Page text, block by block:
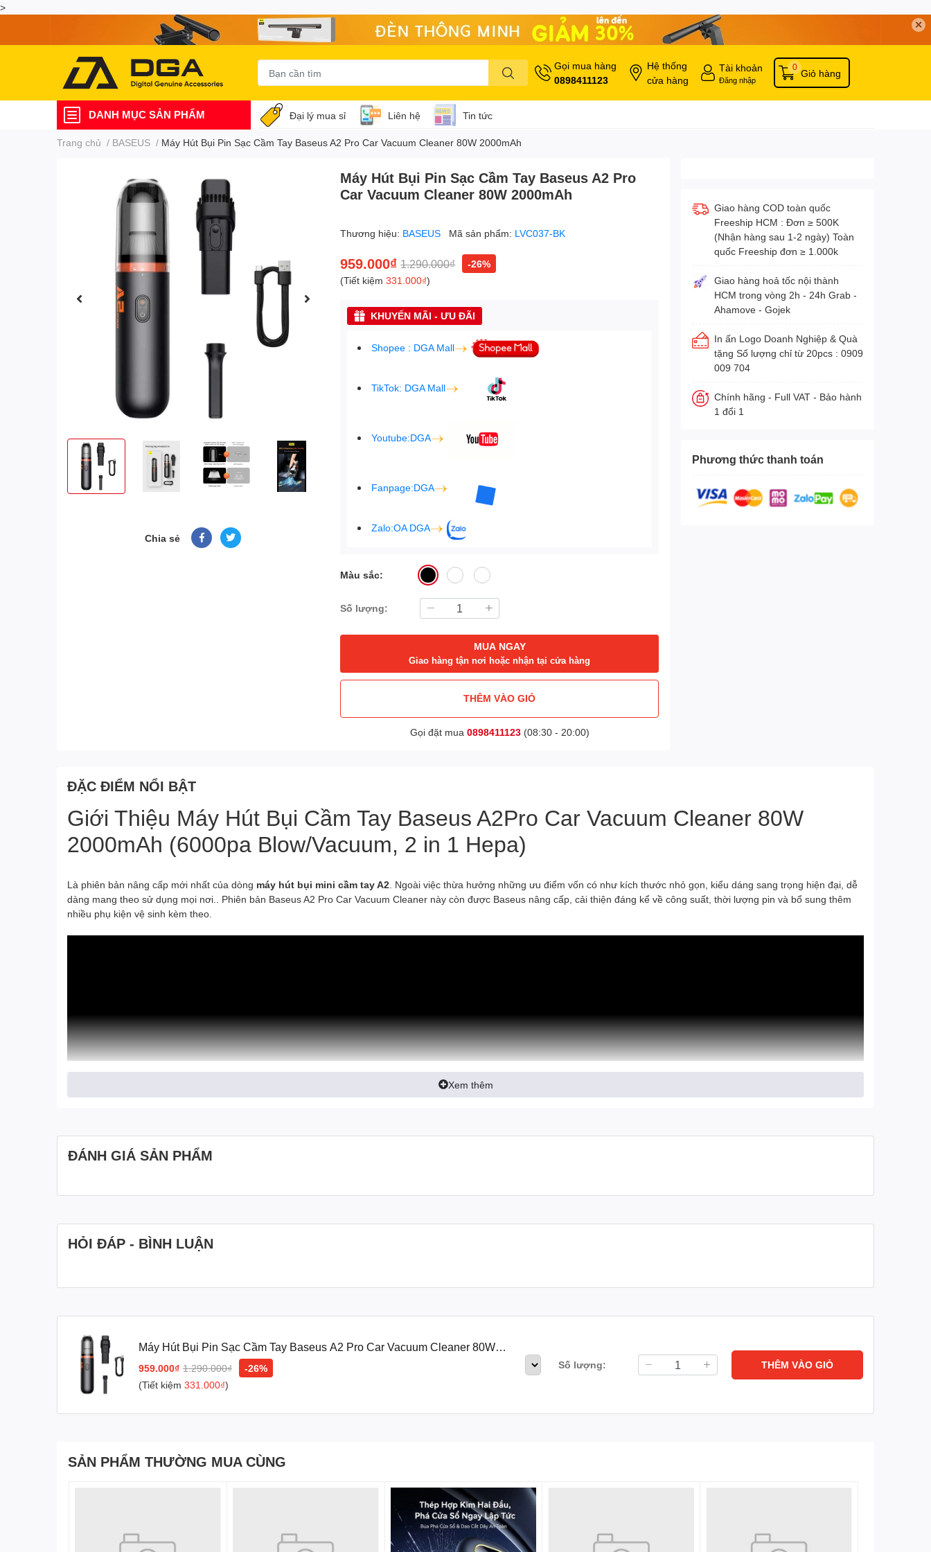
>
✕
Gọi mua hàng
0898411123
Hệ thống
cửa hàng
Tài khoản
Đăng nhập
Giỏ hàng
0
DANH MỤC SẢN PHẨM Đại lý mua sỉ Liên hệ Tin tức
Trang chủ / BASEUS / Máy Hút Bụi Pin Sạc Cầm Tay Baseus A2 Pro Car Vacuum Cleaner 80W 2000mAh
Chia sẻ
Máy Hút Bụi Pin Sạc Cầm Tay Baseus A2 Pro
Car Vacuum Cleaner 80W 2000mAh
Thương hiệu: BASEUS Mã sản phẩm: LVC037-BK
959.000₫ 1.290.000₫
-26%
(Tiết kiệm331.000₫)
KHUYẾN MÃI - ƯU ĐÃI
Shopee : DGA Mall
TikTok: DGA Mall
Youtube:DGA
Fanpage:DGA
Zalo:OA DGA
Màu sắc:
Số lượng:
MUA NGAY
Giao hàng tận nơi hoặc nhận tại cửa hàng
THÊM VÀO GIỎ
Gọi đặt mua 0898411123(08:30 - 20:00)
Giao hàng COD toàn quốc
Freeship HCM : Đơn ≥ 500K
(Nhận hàng sau 1-2 ngày) Toàn
quốc Freeship đơn ≥ 1.000k
Giao hàng hoả tốc nội thành
HCM trong vòng 2h - 24h Grab -
Ahamove - Gojek
In ấn Logo Doanh Nghiệp & Quà
tặng Số lượng chỉ từ 20pcs : 0909
009 704
Chính hãng - Full VAT - Bảo hành
1 đổi 1
Phương thức thanh toán
ĐẶC ĐIỂM NỔI BẬT
Giới Thiệu Máy Hút Bụi Cầm Tay Baseus A2Pro Car Vacuum Cleaner 80W
2000mAh (6000pa Blow/Vacuum, 2 in 1 Hepa)
Là phiên bản nâng cấp mới nhất của dòng máy hút bụi mini cầm tay A2 . Ngoài việc thừa hưởng những ưu điểm vốn có như kích thước nhỏ gọn, kiểu dáng sang trọng hiện đại, dễ
dàng mang theo sử dụng mọi nơi.. Phiên bản Baseus A2 Pro Car Vacuum Cleaner này còn được Baseus nâng cấp, cải thiện đáng kể về công suất, thời lượng pin và bổ sung thêm
nhiều phụ kiện vệ sinh kèm theo.
Tính Năng Máy Hút Bụi Pin Sạc Cầm Tay Baseus A2 Pro Car Vacuum Cleaner
80W 2000mAh (6000pa Blow/Vacuum, 2 in 1 Hepa)
Kích thước gọn nhẹ như chai nước
Xem thêm
ĐÁNH GIÁ SẢN PHẨM
HỎI ĐÁP - BÌNH LUẬN
Máy Hút Bụi Pin Sạc Cầm Tay Baseus A2 Pro Car Vacuum Cleaner 80W
959.000₫ 1.290.000₫
-26%
(Tiết kiệm 331.000₫)
Số lượng: THÊM VÀO GIỎ
SẢN PHẨM THƯỜNG MUA CÙNG